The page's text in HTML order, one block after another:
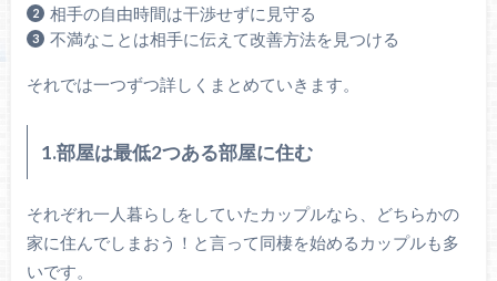
相手の自由時間は干渉せずに見守る
不満なことは相手に伝えて改善方法を見つける
それでは一つずつ詳しくまとめていきます。
1.部屋は最低2つある部屋に住む
それぞれ一人暮らしをしていたカップルなら、どちらかの
家に住んでしまおう！と言って同棲を始めるカップルも多
いです。